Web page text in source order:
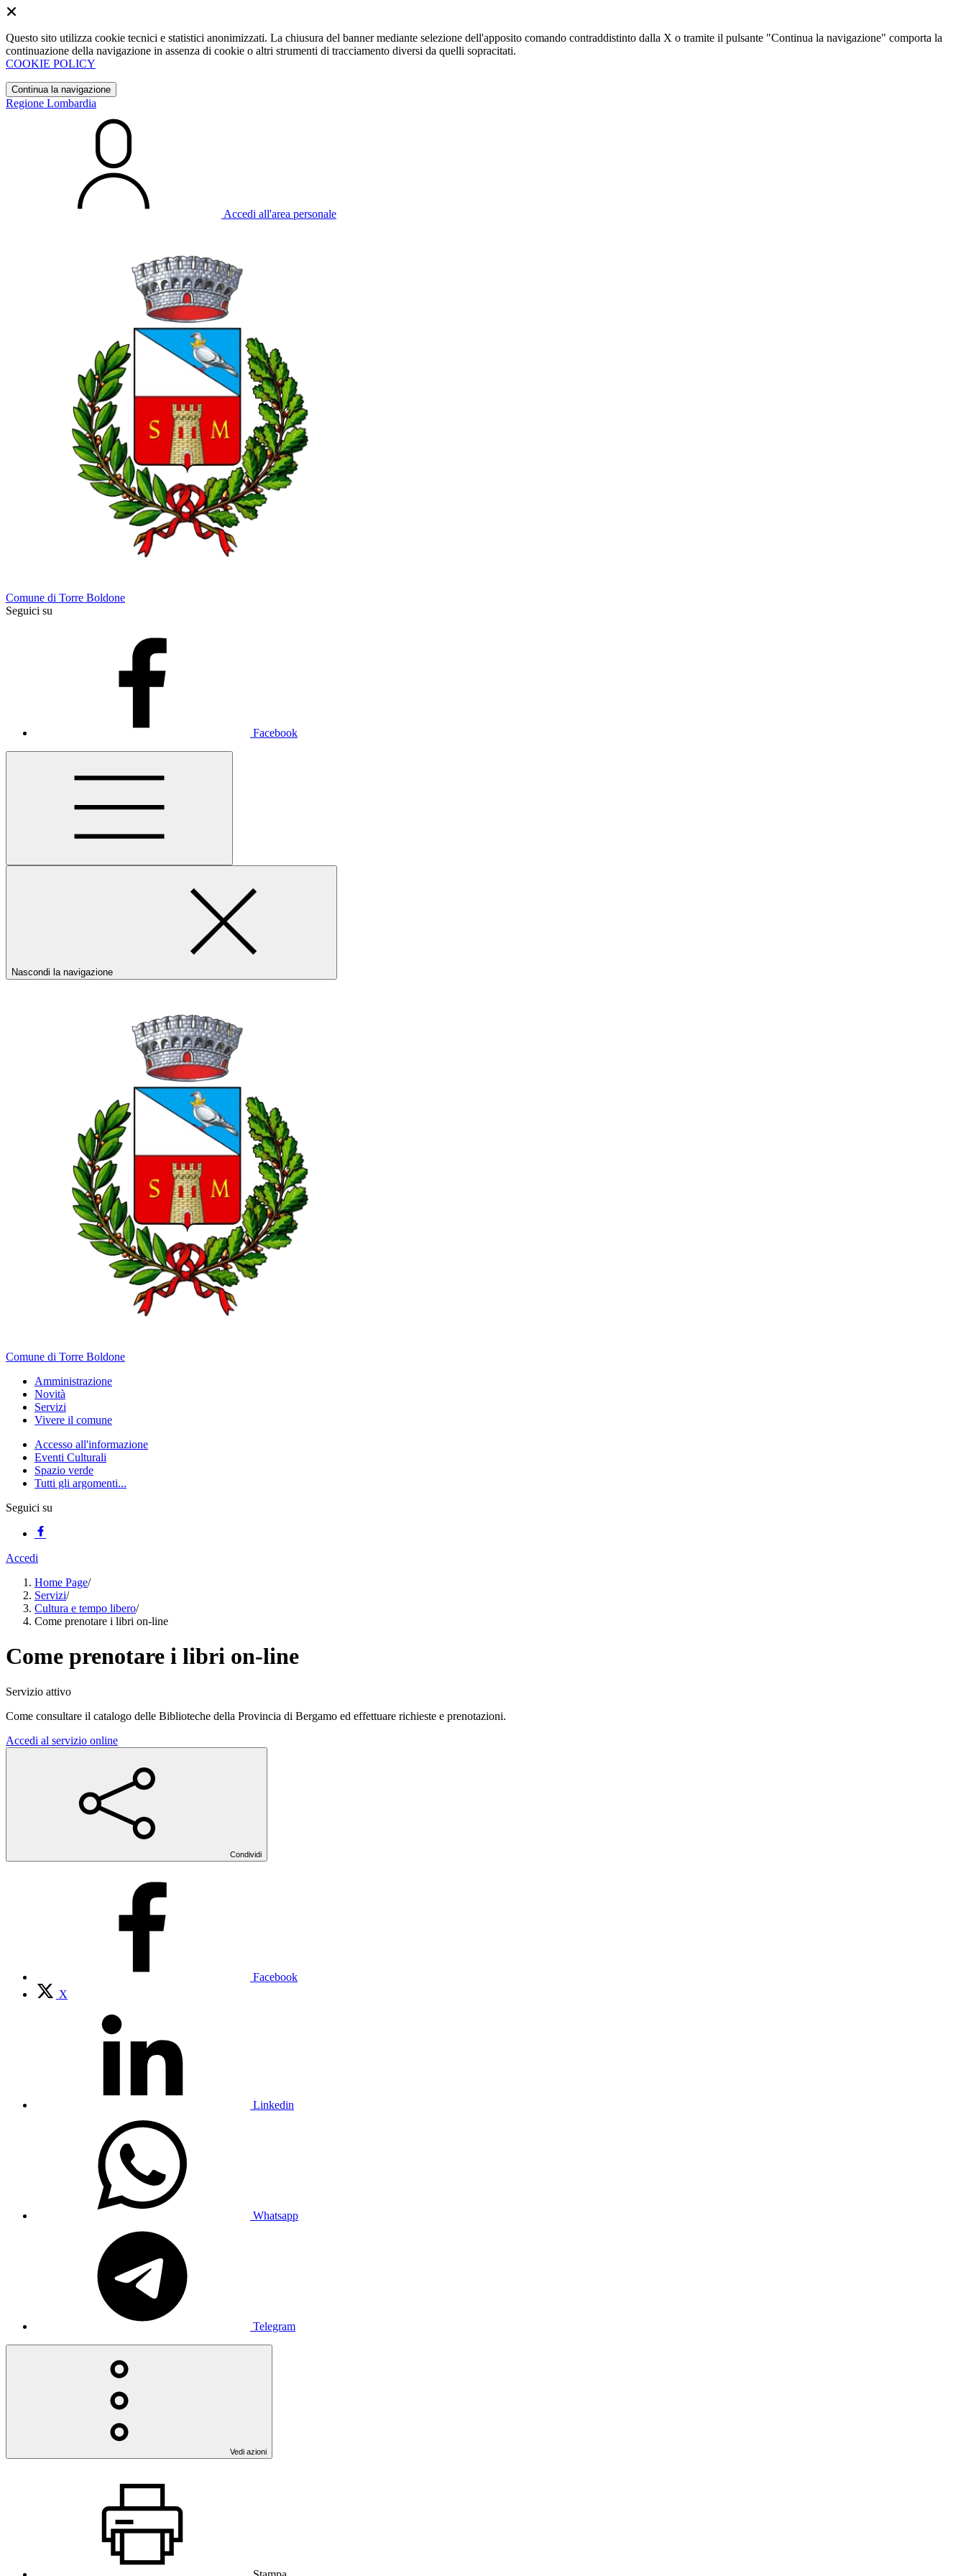
Questo sito utilizza cookie tecnici e statistici anonimizzati. La chiusura del banner mediante selezione dell'apposito comando contraddistinto dalla X o tramite il pulsante "Continua la navigazione" comporta la
continuazione della navigazione in assenza di cookie o altri strumenti di tracciamento diversi da quelli sopracitati.
COOKIE POLICY
Continua la navigazione
Regione Lombardia
Accedi all'area personale
Comune di Torre Boldone
Seguici su
Facebook
Nascondi la navigazione
Comune di Torre Boldone
Amministrazione
Novità
Servizi
Vivere il comune
Accesso all'informazione
Eventi Culturali
Spazio verde
Tutti gli argomenti...
Seguici su
Accedi
Home Page/
Servizi/
Cultura e tempo libero/
Come prenotare i libri on-line
Come prenotare i libri on-line
Servizio attivo
Come consultare il catalogo delle Biblioteche della Provincia di Bergamo ed effettuare richieste e prenotazioni.
Accedi al servizio online
Condividi
Facebook
X
Linkedin
Whatsapp
Telegram
Vedi azioni